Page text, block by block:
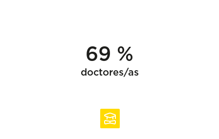
69 %
doctores/as